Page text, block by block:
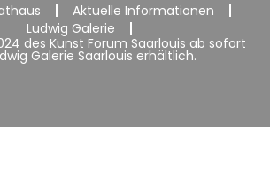
Aktuelle Informationen
Ludwig Galerie
des Kunst Forum Saarlouis ab sofort
Galerie Saarlouis erhältlich.